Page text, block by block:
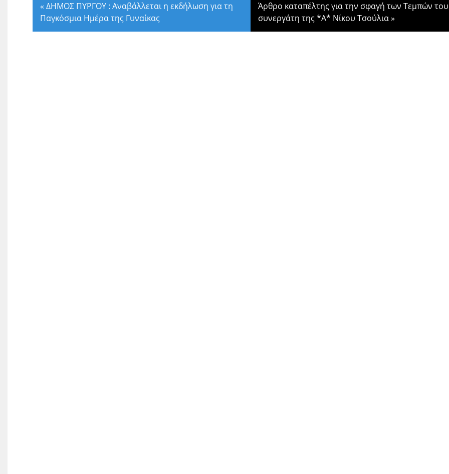
« ΔΗΜΟΣ ΠΥΡΓΟΥ : Αναβάλλεται η εκδήλωση για τη
Παγκόσμια Ημέρα της Γυναίκας
Άρθρο καταπέλτης για την σφαγή των Τεμπών του
συνεργάτη της *Α* Νίκου Τσούλια»